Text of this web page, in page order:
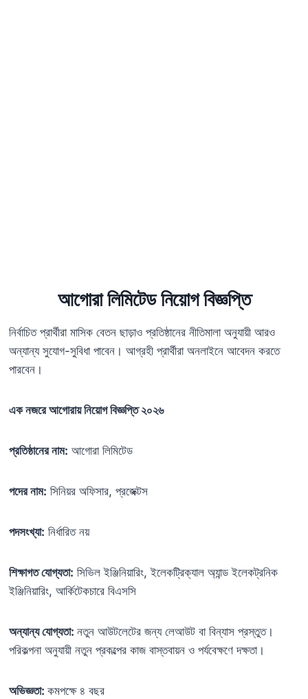
আগোরা লিমিটেড নিয়োগ বিজ্ঞপ্তি
নির্বাচিত প্রার্থীরা মাসিক বেতন ছাড়াও প্রতিষ্ঠানের নীতিমালা অনুযায়ী আরও
অন্যান্য সুযোগ-সুবিধা পাবেন। আগ্রহী প্রার্থীরা অনলাইনে আবেদন করতে
পারবেন।
এক নজরে আগোরায় নিয়োগ বিজ্ঞপ্তি ২০২৬
প্রতিষ্ঠানের নাম: আগোরা লিমিটেড
পদের নাম: সিনিয়র অফিসার, প্রজেক্টস
পদসংখ্যা: নির্ধারিত নয়
শিক্ষাগত যোগ্যতা: সিভিল ইঞ্জিনিয়ারিং, ইলেকট্রিক্যাল অ্যান্ড ইলেকট্রনিক
ইঞ্জিনিয়ারিং, আর্কিটেকচারে বিএসসি
অন্যান্য যোগ্যতা: নতুন আউটলেটের জন্য লেআউট বা বিন্যাস প্রস্তুত।
পরিকল্পনা অনুযায়ী নতুন প্রকল্পের কাজ বাস্তবায়ন ও পর্যবেক্ষণে দক্ষতা।
অভিজ্ঞতা: কমপক্ষে ৪ বছর